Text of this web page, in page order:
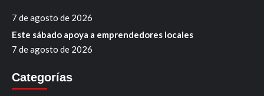
7 de agosto de 2026
Este sábado apoya a emprendedores locales
7 de agosto de 2026
Categorías